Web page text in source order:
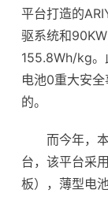
平台打造的
驱系统和
155.8Wh/kg。
电池0重大安
的。
而今年，
台，该平台采
板），薄型电